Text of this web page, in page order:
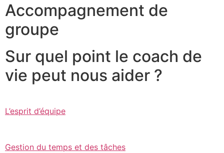
Accompagnement de
groupe
Sur quel point le coach de
vie peut nous aider ?
L’esprit d’équipe
Gestion du temps et des tâches